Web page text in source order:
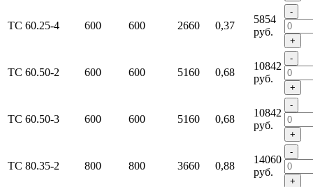
ТС 60.25-4 600 600 2660 0,37
5854
руб.
-
+
ТС 60.50-2 600 600 5160 0,68
10842
руб.
-
+
ТС 60.50-3 600 600 5160 0,68
10842
руб.
-
+
ТС 80.35-2 800 800 3660 0,88
14060
руб.
-
+